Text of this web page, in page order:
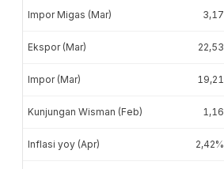
Impor Migas (Mar) 3,17
Ekspor (Mar) 22,53
Impor (Mar) 19,21
Kunjungan Wisman (Feb) 1,16
Inflasi yoy (Apr) 2,42%